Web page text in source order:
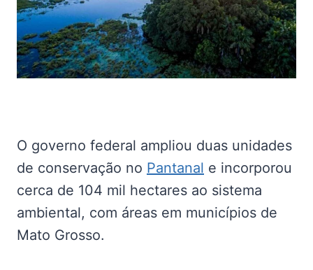
O governo federal ampliou duas unidades
de conservação no Pantanal e incorporou
cerca de 104 mil hectares ao sistema
ambiental, com áreas em municípios de
Mato Grosso.